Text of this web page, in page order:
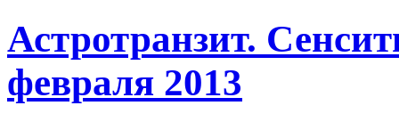
Астротранзит.
февраля 2013